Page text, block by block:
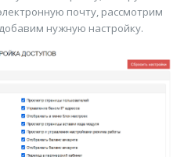
почту, рассмотрим
нужную настройку.